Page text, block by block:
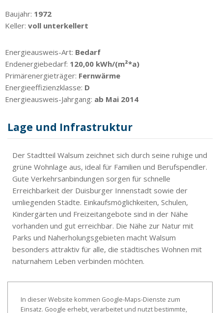
Baujahr: 1972
Keller: voll unterkellert
Energieausweis-Art: Bedarf
Endenergiebedarf: 120,00 kWh/(m²*a)
Primärenergieträger: Fernwärme
Energieeffizienzklasse: D
Energieausweis-Jahrgang: ab Mai 2014
Lage und Infrastruktur
Der Stadtteil Walsum zeichnet sich durch seine ruhige und
grüne Wohnlage aus, ideal für Familien und Berufspendler.
Gute Verkehrsanbindungen sorgen für schnelle
Erreichbarkeit der Duisburger Innenstadt sowie der
umliegenden Städte. Einkaufsmöglichkeiten, Schulen,
Kindergärten und Freizeitangebote sind in der Nähe
vorhanden und gut erreichbar. Die Nähe zur Natur mit
Parks und Naherholungsgebieten macht Walsum
besonders attraktiv für alle, die städtisches Wohnen mit
naturnahem Leben verbinden möchten.
In dieser Website kommen Google-Maps-Dienste zum
Einsatz. Google erhebt, verarbeitet und nutzt bestimmte,